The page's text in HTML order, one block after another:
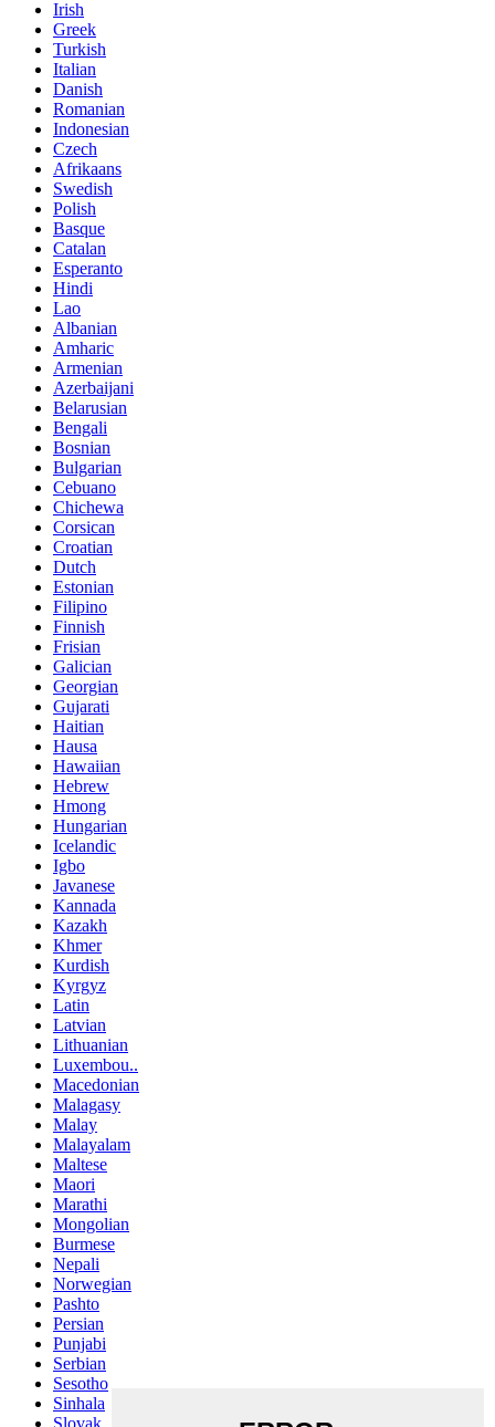
Irish
Greek
Turkish
Italian
Danish
Romanian
Indonesian
Czech
Afrikaans
Swedish
Polish
Basque
Catalan
Esperanto
Hindi
Lao
Albanian
Amharic
Armenian
Azerbaijani
Belarusian
Bengali
Bosnian
Bulgarian
Cebuano
Chichewa
Corsican
Croatian
Dutch
Estonian
Filipino
Finnish
Frisian
Galician
Georgian
Gujarati
Haitian
Hausa
Hawaiian
Hebrew
Hmong
Hungarian
Icelandic
Igbo
Javanese
Kannada
Kazakh
Khmer
Kurdish
Kyrgyz
Latin
Latvian
Lithuanian
Luxembou..
Macedonian
Malagasy
Malay
Malayalam
Maltese
Maori
Marathi
Mongolian
Burmese
Nepali
Norwegian
Pashto
Persian
Punjabi
Serbian
Sesotho
Sinhala
Slovak